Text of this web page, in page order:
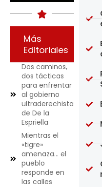
Más
Editoriales
Dos caminos,
dos tácticas
para enfrentar
al gobierno
ultraderechista
de De la
Espriella
Mientras el
«tigre»
amenaza… el
pueblo
responde en
las calles